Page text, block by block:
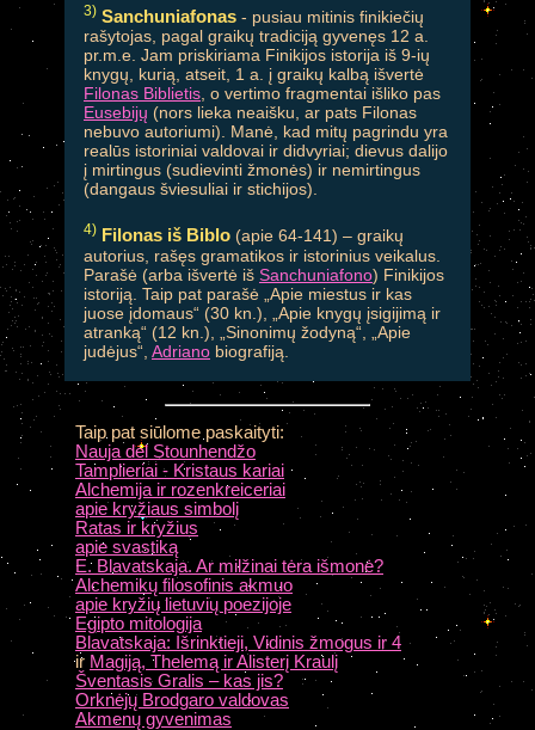
3) Sanchuniafonas - pusiau mitinis finikiečių
rašytojas, pagal graikų tradiciją gyvenęs 12 a.
pr.m.e. Jam priskiriama Finikijos istorija iš 9-ių
knygų, kurią, atseit, 1 a. į graikų kalbą išvertė
Filonas Biblietis , o vertimo fragmentai išliko pas
Eusebijų (nors lieka neaišku, ar pats Filonas
nebuvo autoriumi). Manė, kad mitų pagrindu yra
realūs istoriniai valdovai ir didvyriai; dievus dalijo
į mirtingus (sudievinti žmonės) ir nemirtingus
(dangaus šviesuliai ir stichijos).
4) Filonas iš Biblo (apie 64-141) – graikų
autorius, rašęs gramatikos ir istorinius veikalus.
Parašė (arba išvertė iš Sanchuniafono) Finikijos
istoriją. Taip pat parašė „Apie miestus ir kas
juose įdomaus“ (30 kn.), „Apie knygų įsigijimą ir
atranką“ (12 kn.), „Sinonimų žodyną“, „Apie
judėjus“, Adriano biografiją.
Taippat siūlome paskaityti:
Nauja dėl Stounhendžo
Tamplieriai - Kristaus kariai
Alchemija ir rozenkreiceriai
apie kryžiaus simbolį
Ratas ir kryžius
apie svastiką
E. Blavatskaja. Ar milžinai tėra išmonė?
Alchemikų filosofinis akmuo
apie kryžių lietuvių poezijoje
Egipto mitologija
Blavatskaja: Išrinktieji, Vidinis žmogus ir 4
ir Magiją, Thelemą ir Alisterį Kraulį
Šventasis Gralis – kas jis?
Orknėjų Brodgaro valdovas
Akmenų gyvenimas